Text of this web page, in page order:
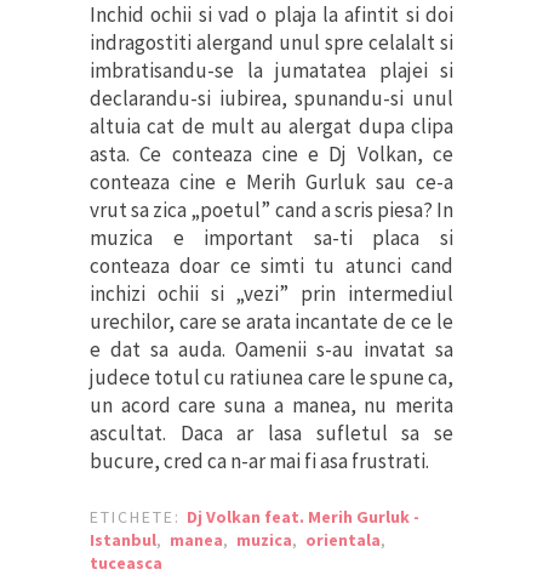
Inchid ochii si vad o plaja la afintit si doi
indragostiti alergand unul spre celalalt si
imbratisandu-se la jumatatea plajei si
declarandu-si iubirea, spunandu-si unul
altuia cat de mult au alergat dupa clipa
asta. Ce conteaza cine e Dj Volkan, ce
conteaza cine e Merih Gurluk sau ce-a
vrut sa zica „poetul” cand a scris piesa? In
muzica e important sa-ti placa si
conteaza doar ce simti tu atunci cand
inchizi ochii si „vezi” prin intermediul
urechilor, care se arata incantate de ce le
e dat sa auda. Oamenii s-au invatat sa
judece totul cu ratiunea care le spune ca,
un acord care suna a manea, nu merita
ascultat. Daca ar lasa sufletul sa se
bucure, cred ca n-ar mai fi asa frustrati.
ETICHETE: Dj Volkan feat. Merih Gurluk -
Istanbul, manea, muzica, orientala,
tuceasca